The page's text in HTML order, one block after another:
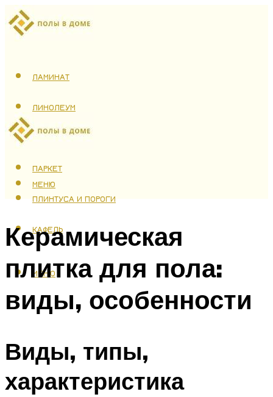
ЛАМИНАТ
ЛИНОЛЕУМ
ТЕПЛЫЙ ПОЛ
ПАРКЕТ
ПЛИНТУСА И ПОРОГИ
КАФЕЛЬ
МЕНЮ
МЕНЮ
Керамическая
плитка для пола:
виды, особенности
Виды, типы,
характеристика